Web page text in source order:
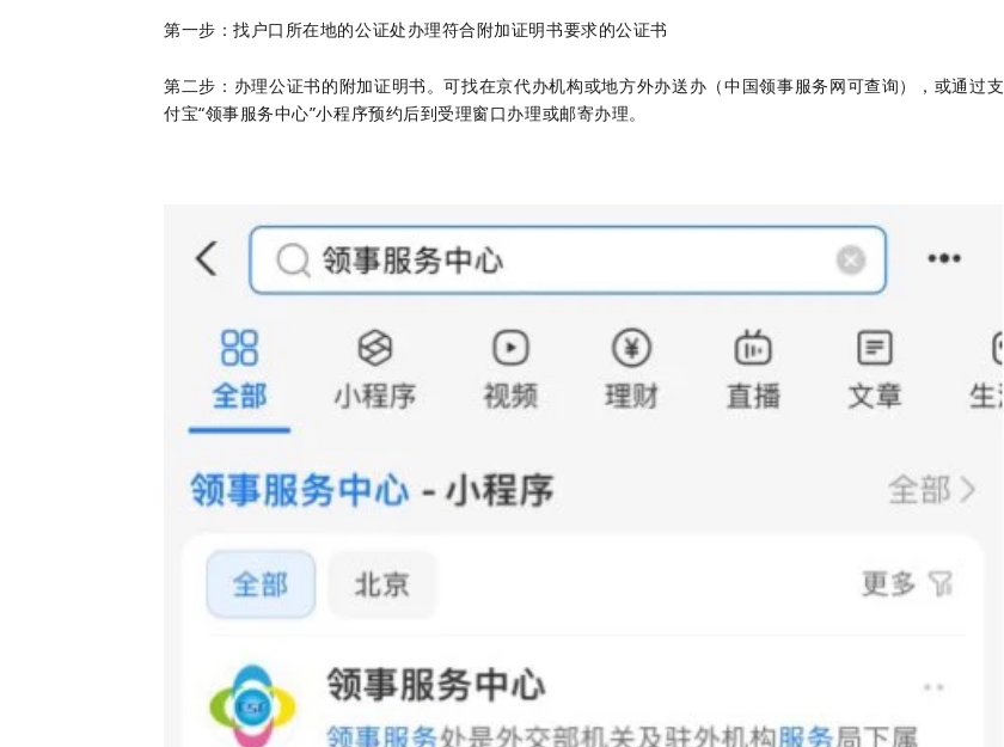
第一步：找户口所在地的公证处办理符合附加证明书要求的公证书
第二步：办理公证书的附加证明书。可找在京代办机构或地方外办送办（中国领事服务网可查询），或通过支
付宝“领事服务中心”小程序预约后到受理窗口办理或邮寄办理。